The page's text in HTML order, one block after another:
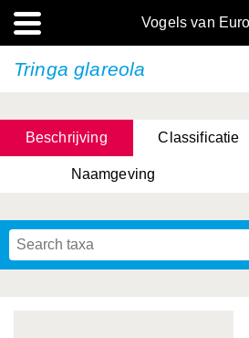
Vogels van
Tringa glareola
Beschrijving Classificatie
Naamgeving